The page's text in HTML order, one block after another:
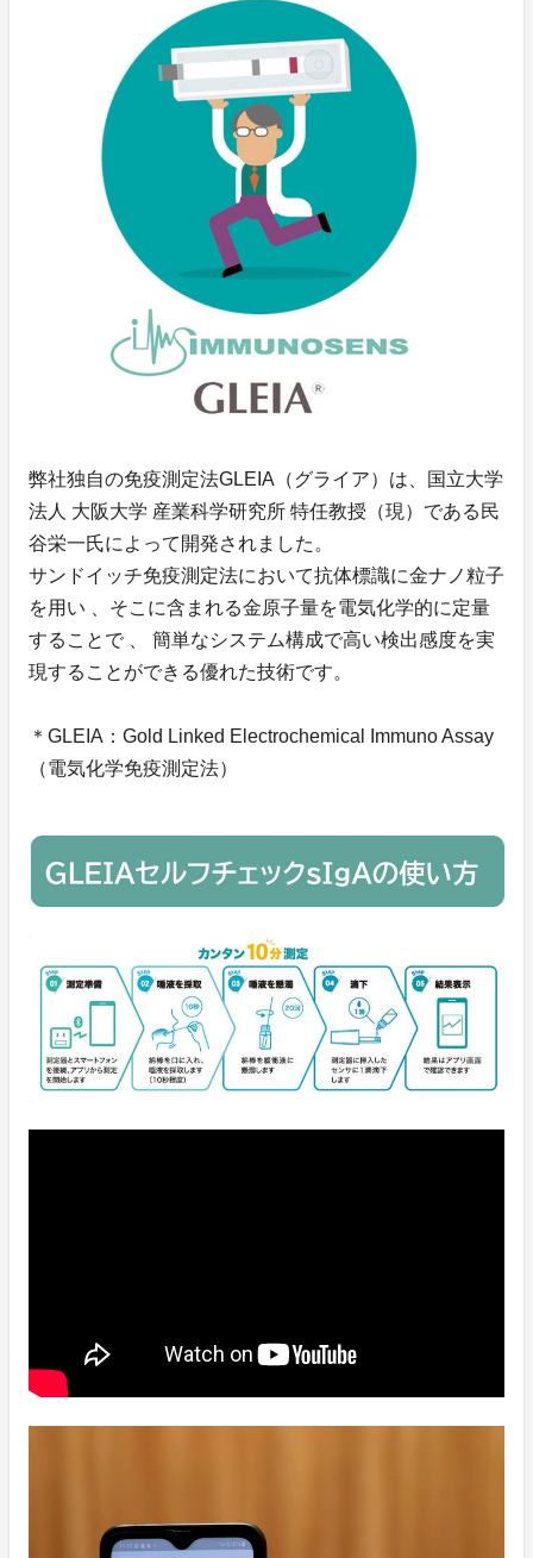
弊社独自の免疫測定法GLEIA（グライア）は、国立大学
法人 大阪大学 産業科学研究所 特任教授（現）である民
谷栄一氏によって開発されました。
サンドイッチ免疫測定法において抗体標識に金ナノ粒子
を用い 、そこに含まれる金原子量を電気化学的に定量
することで 、 簡単なシステム構成で高い検出感度を実
現することができる優れた技術です。
＊GLEIA：Gold Linked Electrochemical Immuno Assay
（電気化学免疫測定法）